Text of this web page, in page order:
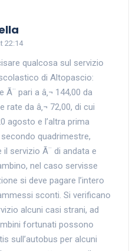
22:14
qualcosa sul servizio
di Altopascio:
pari a â‚¬ 144,00 da
rate da â‚¬ 72,00, di cui
agosto e l’altra prima
secondo quadrimestre,
il servizio Ã¨ di andata e
nel caso servisse
si deve pagare l’intero
sconti. Si verificano
alcuni casi strani, ad
fortunati possono
sull’autobus per alcuni